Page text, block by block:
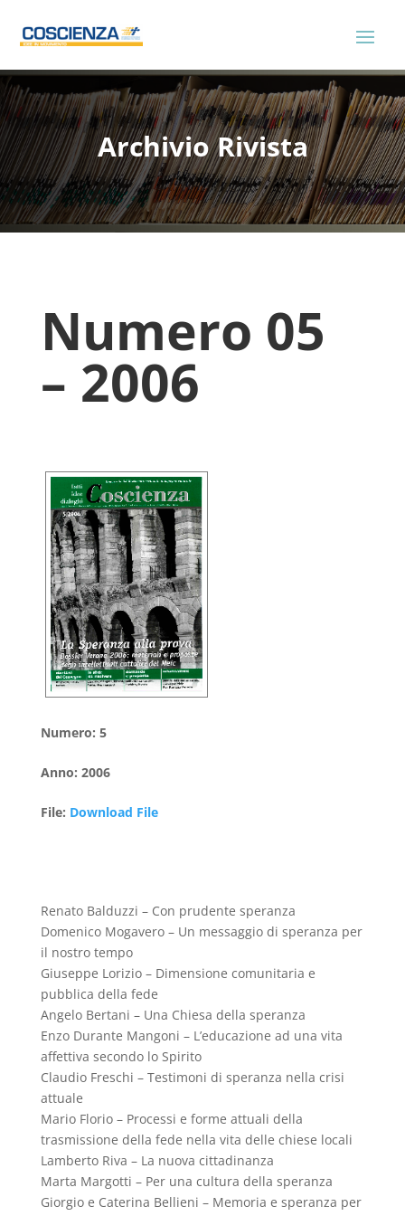
Archivio Rivista
Numero 05
– 2006
Numero: 5
Anno: 2006
File: Download File
Renato Balduzzi – Con prudente speranza
Domenico Mogavero – Un messaggio di speranza per
il nostro tempo
Giuseppe Lorizio – Dimensione comunitaria e
pubblica della fede
Angelo Bertani – Una Chiesa della speranza
Enzo Durante Mangoni – L’educazione ad una vita
affettiva secondo lo Spirito
Claudio Freschi – Testimoni di speranza nella crisi
attuale
Mario Florio – Processi e forme attuali della
trasmissione della fede nella vita delle chiese locali
Lamberto Riva – La nuova cittadinanza
Marta Margotti – Per una cultura della speranza
Giorgio e Caterina Bellieni – Memoria e speranza per